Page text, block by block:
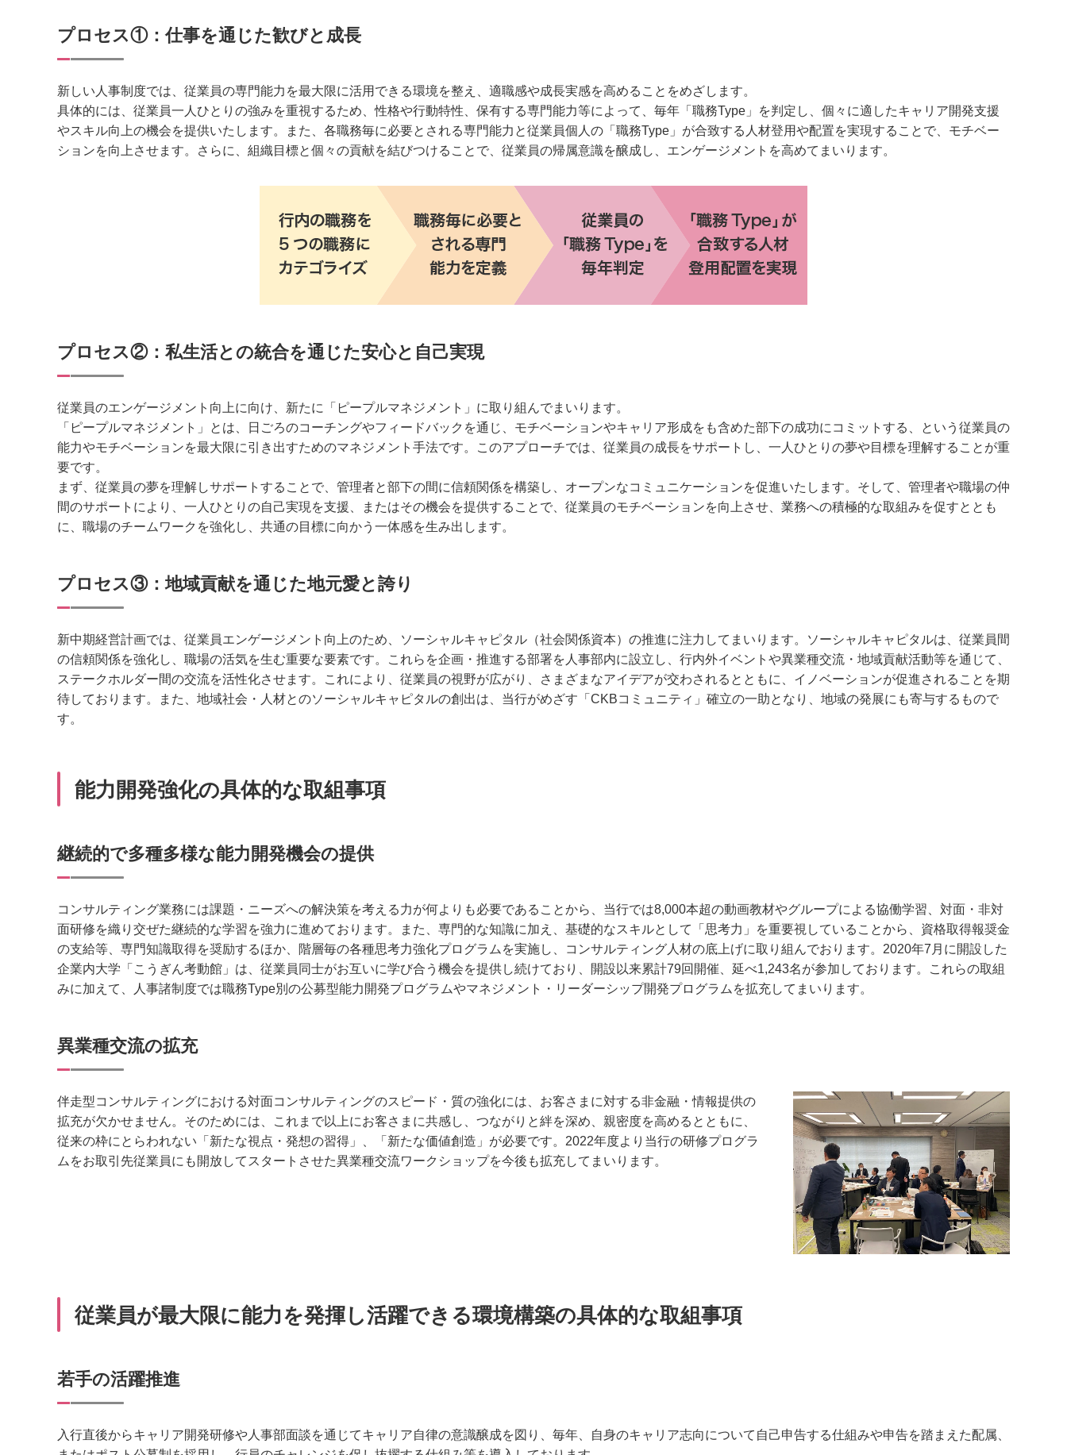
プロセス①：仕事を通じた歓びと成長
新しい人事制度では、従業員の専門能力を最大限に活用できる環境を整え、適職感や成長実感を高めることをめざします。
具体的には、従業員一人ひとりの強みを重視するため、性格や行動特性、保有する専門能力等によって、毎年「職務Type」を判定し、個々に適したキャリア開発支援
やスキル向上の機会を提供いたします。また、各職務毎に必要とされる専門能力と従業員個人の「職務Type」が合致する人材登用や配置を実現することで、モチベー
ションを向上させます。さらに、組織目標と個々の貢献を結びつけることで、従業員の帰属意識を醸成し、エンゲージメントを高めてまいります。
プロセス②：私生活との統合を通じた安心と自己実現
従業員のエンゲージメント向上に向け、新たに「ピープルマネジメント」に取り組んでまいります。
「ピープルマネジメント」とは、日ごろのコーチングやフィードバックを通じ、モチベーションやキャリア形成をも含めた部下の成功にコミットする、という従業員の
能力やモチベーションを最大限に引き出すためのマネジメント手法です。このアプローチでは、従業員の成長をサポートし、一人ひとりの夢や目標を理解することが重
要です。
まず、従業員の夢を理解しサポートすることで、管理者と部下の間に信頼関係を構築し、オープンなコミュニケーションを促進いたします。そして、管理者や職場の仲
間のサポートにより、一人ひとりの自己実現を支援、またはその機会を提供することで、従業員のモチベーションを向上させ、業務への積極的な取組みを促すととも
に、職場のチームワークを強化し、共通の目標に向かう一体感を生み出します。
プロセス③：地域貢献を通じた地元愛と誇り
新中期経営計画では、従業員エンゲージメント向上のため、ソーシャルキャピタル（社会関係資本）の推進に注力してまいります。ソーシャルキャピタルは、従業員間
の信頼関係を強化し、職場の活気を生む重要な要素です。これらを企画・推進する部署を人事部内に設立し、行内外イベントや異業種交流・地域貢献活動等を通じて、
ステークホルダー間の交流を活性化させます。これにより、従業員の視野が広がり、さまざまなアイデアが交わされるとともに、イノベーションが促進されることを期
待しております。また、地域社会・人材とのソーシャルキャピタルの創出は、当行がめざす「CKBコミュニティ」確立の一助となり、地域の発展にも寄与するもので
す。
能力開発強化の具体的な取組事項
継続的で多種多様な能力開発機会の提供
コンサルティング業務には課題・ニーズへの解決策を考える力が何よりも必要であることから、当行では8,000本超の動画教材やグループによる協働学習、対面・非対
面研修を織り交ぜた継続的な学習を強力に進めております。また、専門的な知識に加え、基礎的なスキルとして「思考力」を重要視していることから、資格取得報奨金
の支給等、専門知識取得を奨励するほか、階層毎の各種思考力強化プログラムを実施し、コンサルティング人材の底上げに取り組んでおります。2020年7月に開設した
企業内大学「こうぎん考動館」は、従業員同士がお互いに学び合う機会を提供し続けており、開設以来累計79回開催、延べ1,243名が参加しております。これらの取組
みに加えて、人事諸制度では職務Type別の公募型能力開発プログラムやマネジメント・リーダーシップ開発プログラムを拡充してまいります。
異業種交流の拡充
伴走型コンサルティングにおける対面コンサルティングのスピード・質の強化には、お客さまに対する非金融・情報提供の
拡充が欠かせません。そのためには、これまで以上にお客さまに共感し、つながりと絆を深め、親密度を高めるとともに、
従来の枠にとらわれない「新たな視点・発想の習得」、「新たな価値創造」が必要です。2022年度より当行の研修プログラ
ムをお取引先従業員にも開放してスタートさせた異業種交流ワークショップを今後も拡充してまいります。
従業員が最大限に能力を発揮し活躍できる環境構築の具体的な取組事項
若手の活躍推進
入行直後からキャリア開発研修や人事部面談を通じてキャリア自律の意識醸成を図り、毎年、自身のキャリア志向について自己申告する仕組みや申告を踏まえた配属、